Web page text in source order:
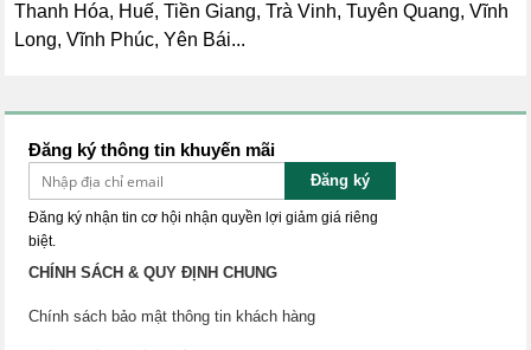
Thanh Hóa, Huế, Tiền Giang, Trà Vinh, Tuyên Quang, Vĩnh
Long, Vĩnh Phúc, Yên Bái...
Đăng ký thông tin khuyến mãi
Đăng ký
Đăng ký nhận tin cơ hội nhận quyền lợi giảm giá riêng
biệt.
CHÍNH SÁCH & QUY ĐỊNH CHUNG
Chính sách bảo mật thông tin khách hàng